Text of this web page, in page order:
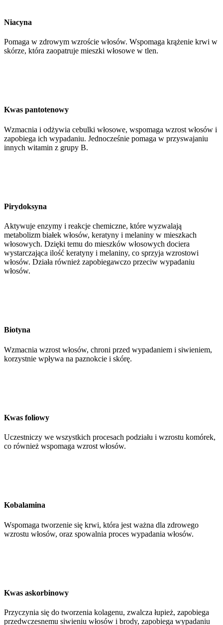
Niacyna
Pomaga w zdrowym wzroście włosów. Wspomaga krążenie krwi w
skórze, która zaopatruje mieszki włosowe w tlen.
Kwas pantotenowy
Wzmacnia i odżywia cebulki włosowe, wspomaga wzrost włosów i
zapobiega ich wypadaniu. Jednocześnie pomaga w przyswajaniu
innych witamin z grupy B.
Pirydoksyna
Aktywuje enzymy i reakcje chemiczne, które wyzwalają
metabolizm białek włosów, keratyny i melaniny w mieszkach
włosowych. Dzięki temu do mieszków włosowych dociera
wystarczająca ilość keratyny i melaniny, co sprzyja wzrostowi
włosów. Działa również zapobiegawczo przeciw wypadaniu
włosów.
Biotyna
Wzmacnia wzrost włosów, chroni przed wypadaniem i siwieniem,
korzystnie wpływa na paznokcie i skórę.
Kwas foliowy
Uczestniczy we wszystkich procesach podziału i wzrostu komórek,
co również wspomaga wzrost włosów.
Kobalamina
Wspomaga tworzenie się krwi, która jest ważna dla zdrowego
wzrostu włosów, oraz spowalnia proces wypadania włosów.
Kwas askorbinowy
Przyczynia się do tworzenia kolagenu, zwalcza łupież, zapobiega
przedwczesnemu siwieniu włosów i brody, zapobiega wypadaniu